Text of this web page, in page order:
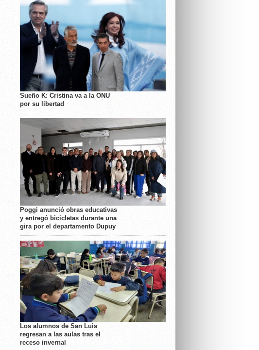
Sueño K: Cristina va a la ONU
por su libertad
Poggi anunció obras educativas
y entregó bicicletas durante una
gira por el departamento Dupuy
Los alumnos de San Luis
regresan a las aulas tras el
receso invernal